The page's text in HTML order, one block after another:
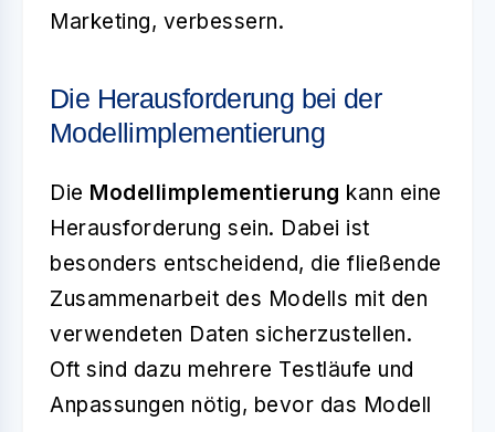
Marketing, verbessern.
Die Herausforderung bei der
Modellimplementierung
Die Modellimplementierung kann eine
Herausforderung sein. Dabei ist
besonders entscheidend, die fließende
Zusammenarbeit des Modells mit den
verwendeten Daten sicherzustellen.
Oft sind dazu mehrere Testläufe und
Anpassungen nötig, bevor das Modell